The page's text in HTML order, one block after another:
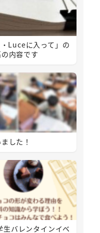
Luceに入って」の
内容です
した！
生バレンタインイベ